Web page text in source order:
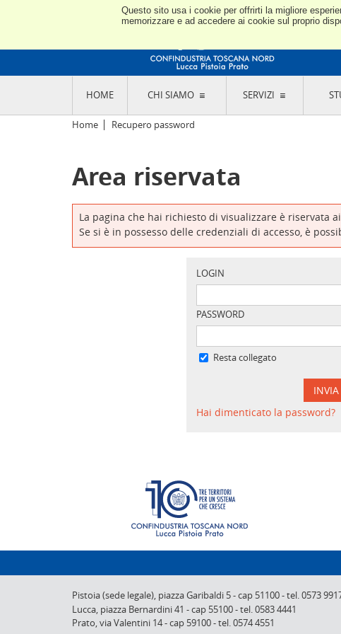
Questo sito usa i cookie per offrirti la migliore
memorizzare e ad accedere ai cookie sul proprio
HOME CHI SIAMO
L'ASSOCIAZIONE
CODICE ETICO E DEI VALORI ASSOCIATIVI
TRASPARENZA CONTRIBUTI PUBBLICI
L'INDUSTRIA E IL TERRITORIO DI LUCCA,
PISTOIA E PRATO
SEDI E CONTATTI
ABOUT US
ORGANI
SERVIZI
Home Recupero password
Area riservata
La pagina che hai richiesto di visualizzare è riservata
Se si è in possesso delle credenziali di accesso, è
LOGIN
PASSWORD
Resta collegato
INVIA
Hai dimenticato la password?
Pistoia (sede legale), piazza Garibaldi 5-cap 51100-tel. 0573
Lucca, piazza Bernardini 41 -cap 55100-tel. 0583 4441
Prato,via Valentini 14-cap 59100-tel. 0574 4551